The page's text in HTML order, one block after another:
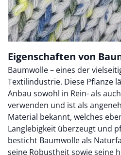
Eigenschaften von
Baumwolle – eines der
Textilindustrie. Diese Pflanze
Anbau sowohl in Rein- als
verwenden und ist als
Material bekannt, welches
Langlebigkeit überzeugt und
besticht Baumwolle als
seine Robustheit sowie seine